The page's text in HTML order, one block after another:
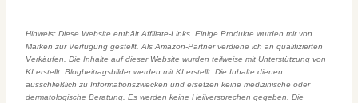
Hinweis: Diese Website enthält Affiliate-Links. Einige Produkte wurden mir von
Marken zur Verfügung gestellt. Als Amazon-Partner verdiene ich an qualifizierten
Verkäufen. Die Inhalte auf dieser Website wurden teilweise mit Unterstützung von
KI erstellt. Blogbeitragsbilder werden mit KI erstellt. Die Inhalte dienen
ausschließlich zu Informationszwecken und ersetzen keine medizinische oder
dermatologische Beratung. Es werden keine Heilversprechen gegeben. Die